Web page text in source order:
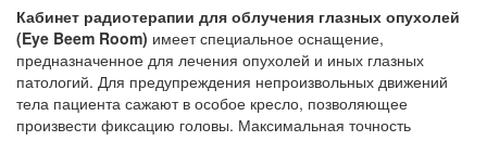
Кабинет радиотерапии для облучения глазных опухолей
(Eye Beem Room) имеет специальное оснащение,
предназначенное для лечения опухолей и иных глазных
патологий. Для предупреждения непроизвольных движений
тела пациента сажают в особое кресло, позволяющее
произвести фиксацию головы. Максимальная точность